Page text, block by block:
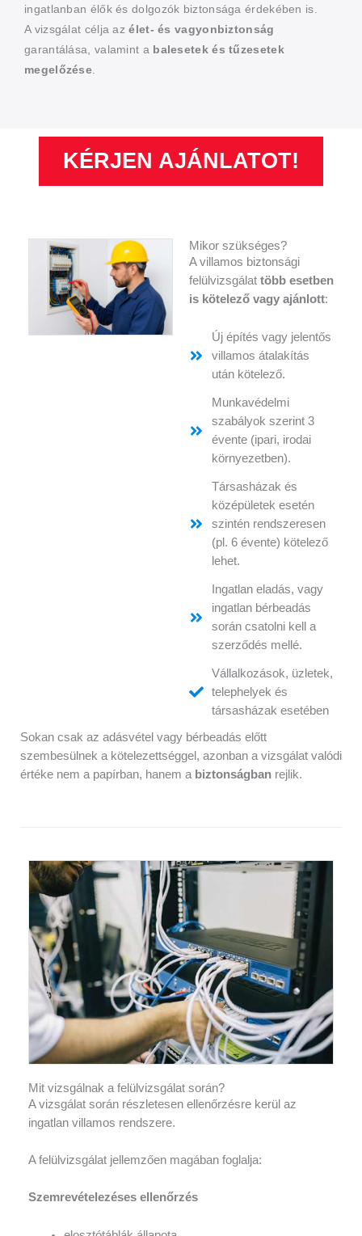
ingatlanban élők és dolgozók biztonsága érdekében is.
A vizsgálat célja azélet- és vagyonbiztonság
garantálása, valamint a balesetek és tűzesetek
megelőzése
KÉRJEN AJÁNLATOT!
Mikor szükséges?
A villamos biztonsági
felülvizsgálat több esetben
is kötelező vagy ajánlott:
Új építés vagy jelentős
villamos átalakítás
után kötelező.
Munkavédelmi
szabályok szerint 3
évente (ipari, irodai
környezetben).
Társasházak és
középületek esetén
szintén rendszeresen
(pl. 6 évente) kötelező
lehet.
Ingatlan eladás, vagy
ingatlan bérbeadás
során csatolni kell a
szerződés mellé.
Vállalkozások, üzletek,
telephelyek és
társasházak esetében
Sokan csak az adásvétel vagy bérbeadás előtt
szembesülnek a kötelezettséggel, azonban a vizsgálat valódi
értéke nem a papírban, hanem a biztonságban rejlik.
Mit vizsgálnak a felülvizsgálat során?
A vizsgálat során részletesen ellenőrzésre kerül az
ingatlan villamos rendszere.
A felülvizsgálat jellemzően magában foglalja:
Szemrevételezéses ellenőrzés